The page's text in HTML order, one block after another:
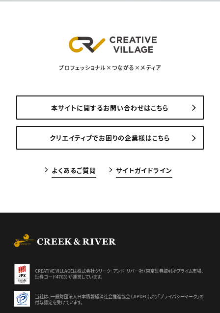
プロフェッショナル×つながる×メディア
本サイトに関するお問い合わせはこちら
クリエイティブでお困りの企業様はこちら
よくあるご質問 サイトガイドライン
CREATIVE VILLAGEは株式会社クリーク･アンド･リバー社（東京証券取引所プライム市場、
証券コード4763）が運営しています。
当社は、一般財団法人日本情報経済社会推進協会（JIPDEC）より 「プライバシーマーク」の
付与認定を受けています。